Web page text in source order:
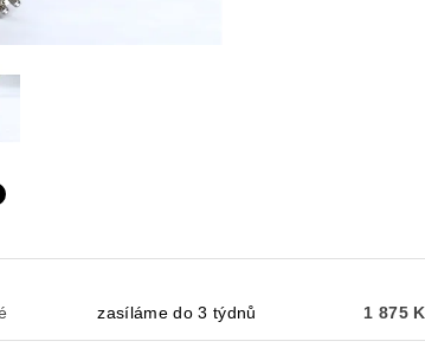
zasíláme do 3 týdnů 1 875